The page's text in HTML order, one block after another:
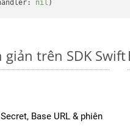
nil
giản trên SDK Swift
Base URL & phiên